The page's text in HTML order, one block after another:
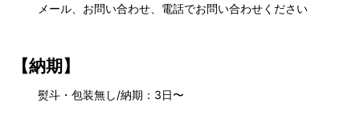
メール、お問い合わせ、電話でお問い合わせください
【納期】
熨斗・包装無し/納期：3日〜